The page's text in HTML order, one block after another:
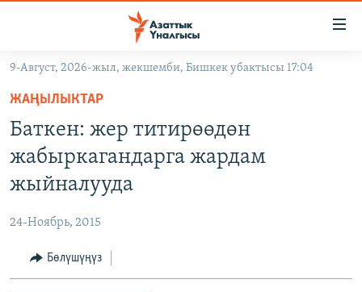
Навигацияга
өтүңүз
Издөөгө
салыңызКЫРГЫЗСТАН
САЯСАТ
МАДАНИЯТ
ДҮЙНӨ
ДҮЙНӨ
УКРАИНА
ТВ ПРОГРАММАЛАР
БҮГҮН АЗАТТЫКТА
ПОДКАСТ
9-Август, 2026-жыл, жекшемби, Бишкек убактысы 17:04
ЖАҢЫЛЫКТАР
Баткен: жер титирөөдөн
жабыркагандарга жардам
жыйналууда
24-Ноябрь, 2015
Бөлүшүңүз